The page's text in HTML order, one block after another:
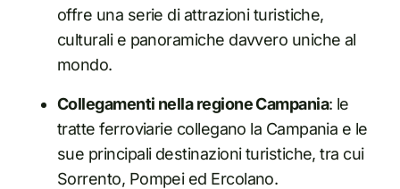
offre una serie di attrazioni turistiche,
culturali e panoramiche davvero uniche al
mondo.
Collegamenti nella regione Campania: le
tratte ferroviarie collegano la Campania e le
sue principali destinazioni turistiche, tra cui
Sorrento, Pompei ed Ercolano.